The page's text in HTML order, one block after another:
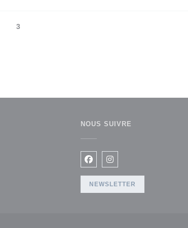
3
NOUS SUIVRE
Facebook ((ouvre une
Instagram ((ouvre
NEWSLETTER